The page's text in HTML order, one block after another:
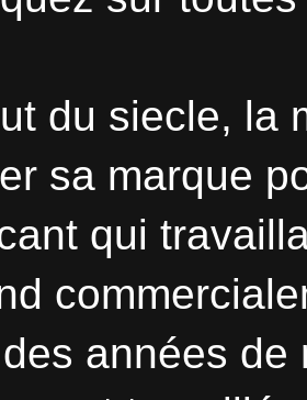
du siecle, la
sa marque
qui
années